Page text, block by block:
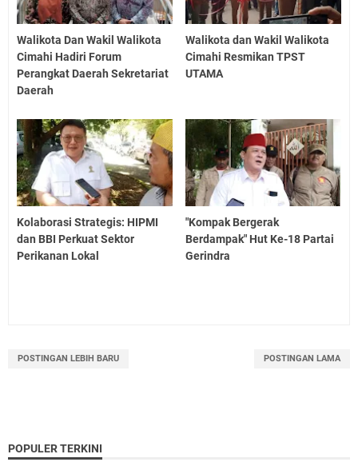
Walikota Dan Wakil Walikota
Cimahi Hadiri Forum
Perangkat Daerah Sekretariat
Daerah
Walikota dan Wakil Walikota
Cimahi Resmikan TPST
UTAMA
Kolaborasi Strategis: HIPMI
dan BBI Perkuat Sektor
Perikanan Lokal
"Kompak Bergerak
Berdampak" Hut Ke-18 Partai
Gerindra
POSTINGAN LEBIH BARU POSTINGAN LAMA
POPULER TERKINI